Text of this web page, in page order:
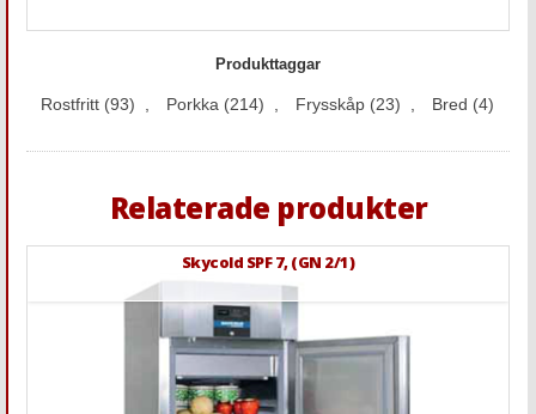
Produkttaggar
Rostfritt (93) Porkka (214) Frysskåp (23) Bred (4)
Relaterade produkter
Skycold SPF 7, (GN 2/1)